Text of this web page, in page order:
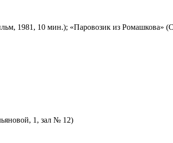
1981, 10 мин.); «Паровозик из Ромашкова»
1, зал № 12)